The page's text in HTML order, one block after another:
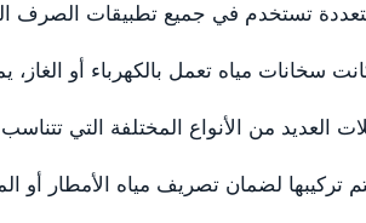
متعددة تستخدم في جميع تطبيقات الصرف
سخانات مياه تعمل بالكهرباء أو
العديد من الأنواع المختلفة التي
تركيبها لضمان تصريف مياه الأمطار أو